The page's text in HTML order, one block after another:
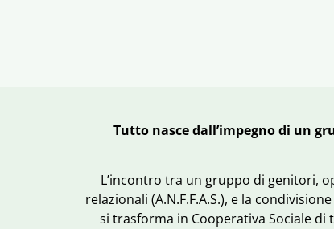
Tutto nasce dall’impegno di un
L’incontro tra un gruppo di genitori,
relazionali (A.N.F.F.A.S.), e la
si trasforma in Cooperativa Sociale